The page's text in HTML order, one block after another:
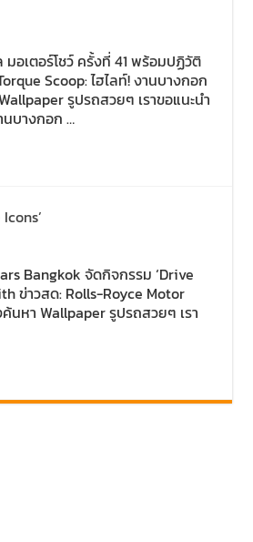
มอเตอร์โชว์ ครั้งที่ 41 พร้อมปฏิวัติ
Scoop: ไฮไลท์! งานบางกอก
รูปรถสวยๆ เราขอแนะนำ
นบางกอก …
Bangkok จัดกิจกรรม ‘Drive
ข่าวสด: Rolls-Royce Motor
นหา Wallpaper รูปรถสวยๆ เรา